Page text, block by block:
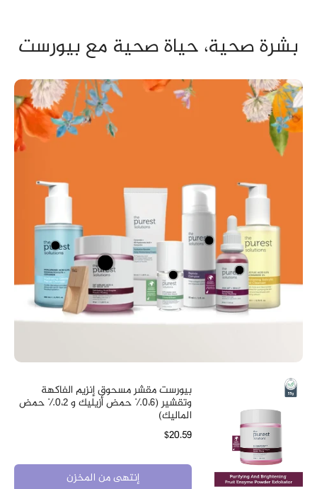
بشرة صحية، حياة صحية مع بيورست
بيورست مقشر مسحوق إنزيم الفاكهة
وتقشير (0،6٪ حمض أزيليك و 0،2٪ حمض
الماليك)
$20.59
إنتهى من المخزن